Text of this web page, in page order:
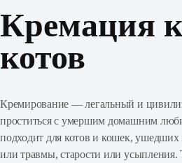
Кремация
котов
Кремирование — легальный и
проститься с умершим домашним
подходит для котов и кошек, ушедших
или травмы, старости или усыпления.